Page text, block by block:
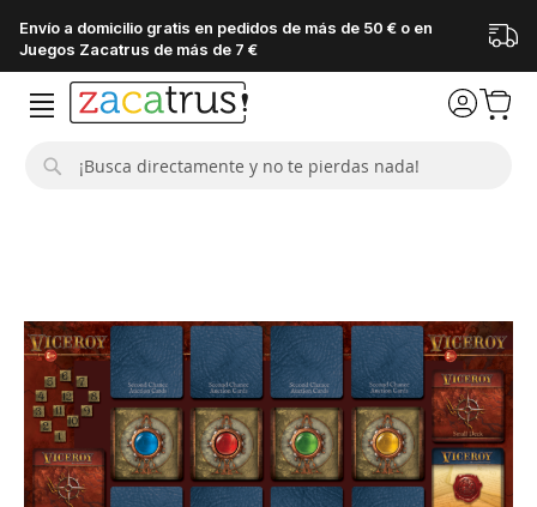
Envío a domicilio gratis en pedidos de más de 50 € o en
Juegos Zacatrus de más de 7 €
galería
de
imágenes